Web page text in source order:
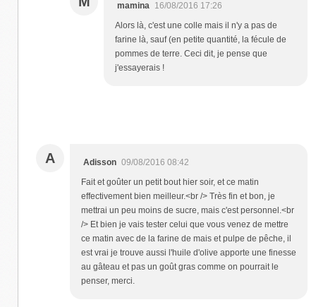
mamina
16/08/2016 17:26
Alors là, c'est une colle mais il n'y a pas de
farine là, sauf (en petite quantité, la fécule de
pommes de terre. Ceci dit, je pense que
j'essayerais !
A Adisson 09/08/2016 08:42
Fait et goûter un petit bout hier soir, et ce matin
effectivement bien meilleur.<br /> Très fin et bon, je
mettrai un peu moins de sucre, mais c'est personnel.<br
/> Et bien je vais tester celui que vous venez de mettre
ce matin avec de la farine de mais et pulpe de pêche, il
est vrai je trouve aussi l'huile d'olive apporte une finesse
au gâteau et pas un goût gras comme on pourrait le
penser, merci.